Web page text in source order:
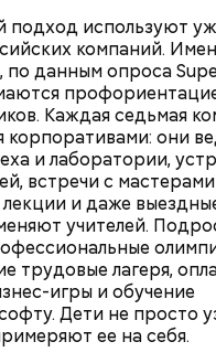
подход используют
компаний.
по данным опроса
Каждая седьмая
корпоративами: они
и лаборатории,
встречи с мастерами
лекции и даже
учителей.
трудовые лагеря,
игры и обучение
Дети не просто
ее на себя.